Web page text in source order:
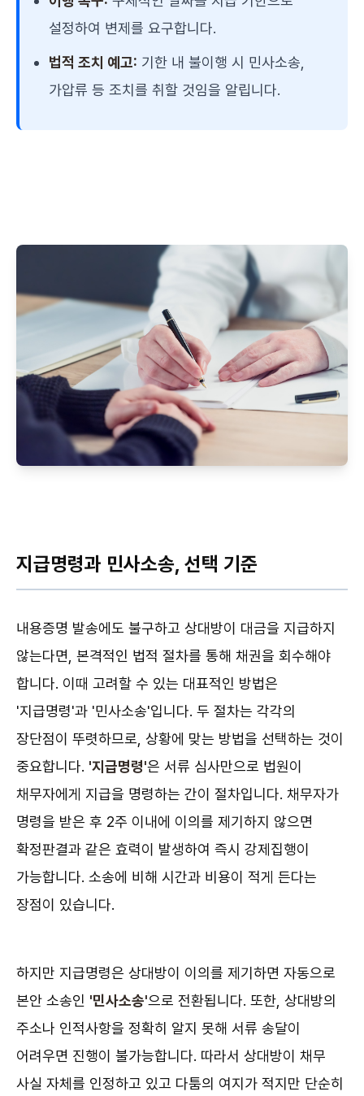
설정하여 변제를 요구합니다.
법적 조치 예고: 기한 내 불이행 시 민사소송,
가압류 등 조치를 취할 것임을 알립니다.
지급명령과 민사소송, 선택 기준
내용증명 발송에도 불구하고 상대방이 대금을 지급하지
않는다면, 본격적인 법적 절차를 통해 채권을 회수해야
합니다. 이때 고려할 수 있는 대표적인 방법은
'지급명령'과 '민사소송'입니다. 두 절차는 각각의
장단점이 뚜렷하므로, 상황에 맞는 방법을 선택하는 것이
중요합니다. '지급명령'은 서류 심사만으로 법원이
채무자에게 지급을 명령하는 간이 절차입니다. 채무자가
명령을 받은 후 2주 이내에 이의를 제기하지 않으면
확정판결과 같은 효력이 발생하여 즉시 강제집행이
가능합니다. 소송에 비해 시간과 비용이 적게 든다는
장점이 있습니다.
하지만 지급명령은 상대방이 이의를 제기하면 자동으로
본안 소송인 '민사소송'으로 전환됩니다. 또한, 상대방의
주소나 인적사항을 정확히 알지 못해 서류 송달이
어려우면 진행이 불가능합니다. 따라서 상대방이 채무
사실 자체를 인정하고 있고 다툼의 여지가 적지만 단순히